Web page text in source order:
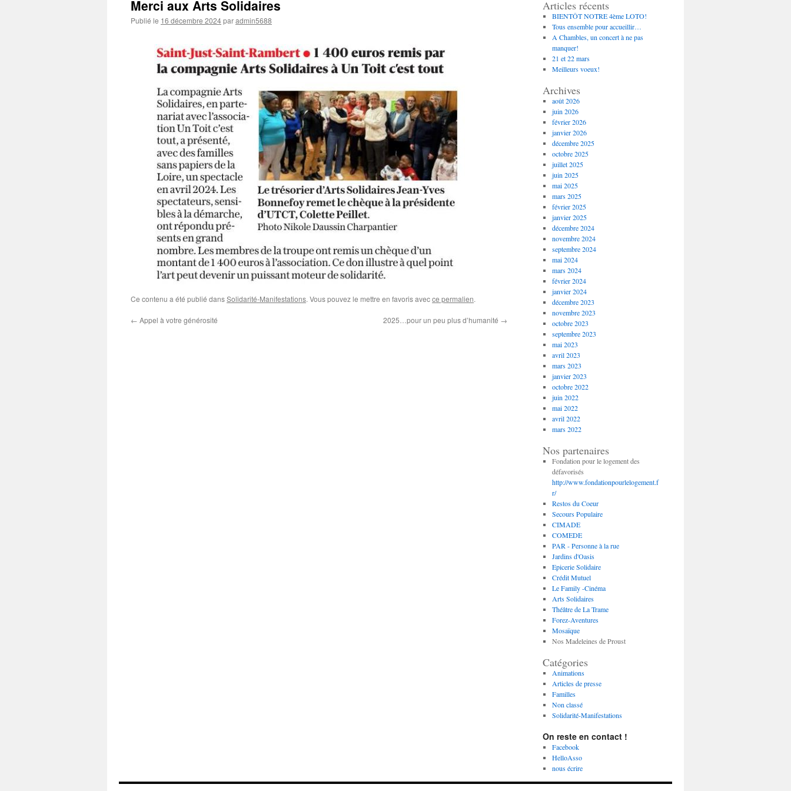
Merci aux Arts Solidaires
Publié le 16 décembre 2024paradmin5688
Ce contenu a été publié dansSolidarité-Manifestations. Vous pouvez le mettre en favoris avecce permalien.
← Appel à votre générosité 2025…pour un peu plus d’humanité →
Articles récents
BIENTÔT NOTRE 4ème LOTO!
Tous ensemble pour accueillir…
A Chambles, un concert à ne pas
manquer!
21 et 22 mars
Meilleurs voeux!
Archives
août 2026
juin 2026
février 2026
janvier 2026
décembre 2025
octobre 2025
juillet 2025
juin 2025
mai 2025
mars 2025
février 2025
janvier 2025
décembre 2024
novembre 2024
septembre 2024
mai 2024
mars 2024
février 2024
janvier 2024
décembre 2023
novembre 2023
octobre 2023
septembre 2023
mai 2023
avril 2023
mars 2023
janvier 2023
octobre 2022
juin 2022
mai 2022
avril 2022
mars 2022
Nos partenaires
Fondation pour le logement des
défavorisés
http://www.fondationpourlelogement.f
r/
Restos du Coeur
Secours Populaire
CIMADE
COMEDE
PAR - Personne à la rue
Jardins d'Oasis
Epicerie Solidaire
Crédit Mutuel
Le Family -Cinéma
Arts Solidaires
Théâtre de La Trame
Forez-Aventures
Mosaïque
Nos Madeleines de Proust
Catégories
Animations
Articles de presse
Familles
Non classé
Solidarité-Manifestations
On reste en contact !
Facebook
HelloAsso
nous écrire